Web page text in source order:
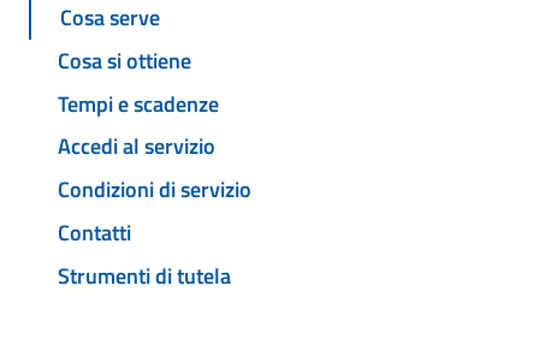
Cosa serve
Cosa si ottiene
Tempi e scadenze
Accedi al servizio
Condizioni di servizio
Contatti
Strumenti di tutela